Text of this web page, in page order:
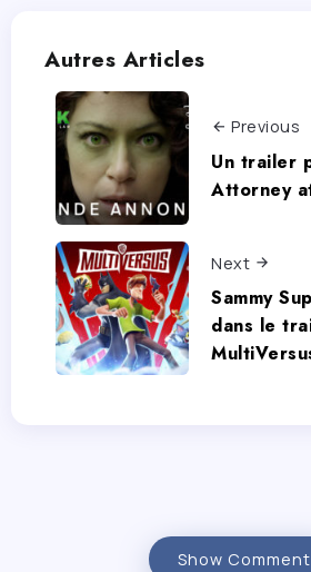
Autres Articles
Previous
Un trailer
Attorney
Next
Sammy
dans le
Show